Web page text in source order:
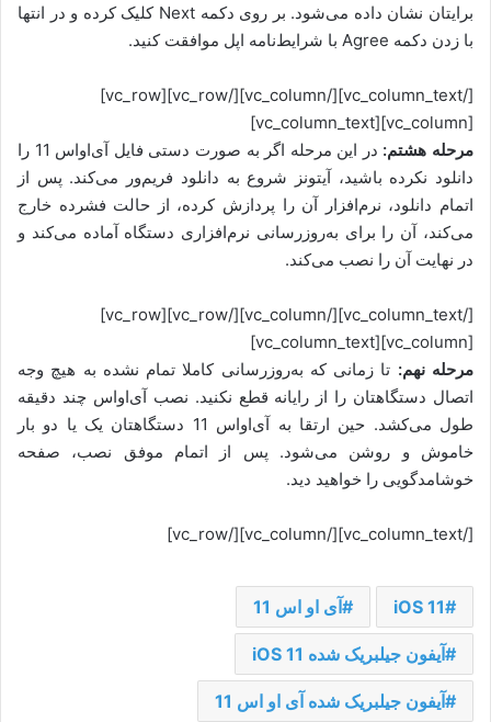
برایتان نشان داده می‌شود. بر روی دکمه Next کلیک کرده و در انتها
با زدن دکمه Agree با شرایط‌نامه اپل موافقت کنید.
[/vc_column_text][/vc_column][/vc_row][vc_row]
[vc_column][vc_column_text]
مرحله هشتم:
در این مرحله اگر به صورت دستی فایل آی‌او‌اس 11 را
دانلود نکرده باشید، آیتونز شروع به دانلود فریم‌ور می‌کند. پس از
اتمام دانلود، نرم‌افزار آن را پردازش کرده، از حالت فشرده خارج
می‌کند، آن را برای به‌روزرسانی نرم‌افزاری دستگاه آماده می‌کند و
در نهایت آن را نصب می‌کند.
[/vc_column_text][/vc_column][/vc_row][vc_row]
[vc_column][vc_column_text]
مرحله نهم: تا زمانی که به‌روزرسانی کاملا تمام نشده به هیچ وجه
اتصال دستگاهتان را از رایانه قطع نکنید. نصب آی‌اواس چند دقیقه
طول می‌کشد. حین ارتقا به آی‌او‌اس 11 دستگاهتان یک یا دو بار
خاموش و روشن می‌شود. پس از اتمام موفق نصب، صفحه
خوشامدگویی را خواهید دید.
[/vc_column_text][/vc_column][/vc_row]
iOS 11 آی او اس 11
آیفون جیلبریک شده iOS 11
آیفون جیلبریک شده آی او اس 11